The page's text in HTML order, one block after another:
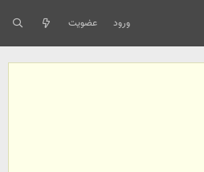
ورود عضویت